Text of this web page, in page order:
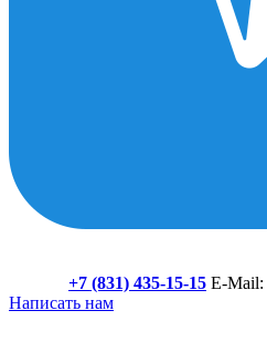
+7 (831) 435-15-15 E-Mail:
Написать нам